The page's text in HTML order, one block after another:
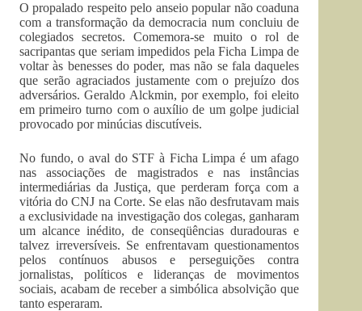
O propalado respeito pelo anseio popular não coaduna
com a transformação da democracia num concluiu de
colegiados secretos. Comemora-se muito o rol de
sacripantas que seriam impedidos pela Ficha Limpa de
voltar às benesses do poder, mas não se fala daqueles
que serão agraciados justamente com o prejuízo dos
adversários. Geraldo Alckmin, por exemplo, foi eleito
em primeiro turno com o auxílio de um golpe judicial
provocado por minúcias discutíveis.
No fundo, o aval do STF à Ficha Limpa é um afago
nas associações de magistrados e nas instâncias
intermediárias da Justiça, que perderam força com a
vitória do CNJ na Corte. Se elas não desfrutavam mais
a exclusividade na investigação dos colegas, ganharam
um alcance inédito, de conseqüências duradouras e
talvez irreversíveis. Se enfrentavam questionamentos
pelos contínuos abusos e perseguições contra
jornalistas, políticos e lideranças de movimentos
sociais, acabam de receber a simbólica absolvição que
tanto esperaram.